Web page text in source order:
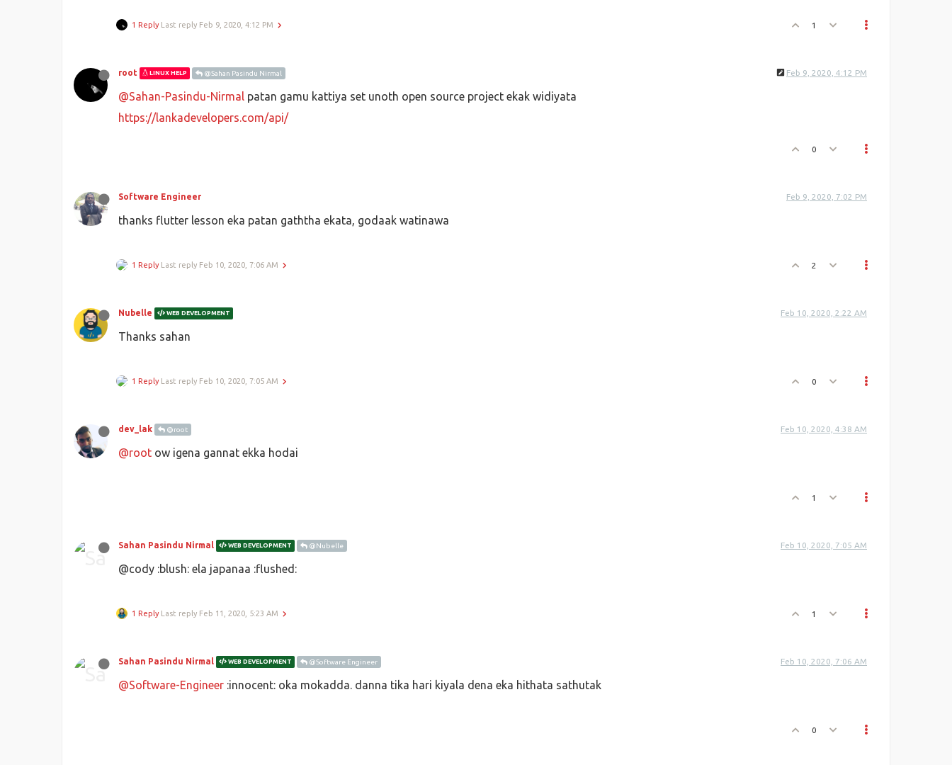
1 Reply Last reply Feb 9, 2020, 4:12 PM 1
root LINUX HELP @Sahan Pasindu Nirmal Feb 9, 2020, 4:12 PM
@Sahan-Pasindu-Nirmal patan gamu kattiya set unoth open source project ekak widiyata
https://lankadevelopers.com/api/
0
Software Engineer Feb 9, 2020, 7:02 PM
thanks flutter lesson eka patan gaththa ekata, godaak watinawa
1 Reply Last reply Feb 10, 2020, 7:06 AM 2
Nubelle WEB DEVELOPMENT Feb 10, 2020, 2:22 AM
Thanks sahan
1 Reply Last reply Feb 10, 2020, 7:05 AM 0
dev_lak @root Feb 10, 2020, 4:38 AM
@root ow igena gannat ekka hodai
1
Sahan Pasindu Nirmal WEB DEVELOPMENT @Nubelle Feb 10, 2020, 7:05 AM
@cody :blush: ela japanaa :flushed:
1 Reply Last reply Feb 11, 2020, 5:23 AM 1
Sahan Pasindu Nirmal WEB DEVELOPMENT @Software Engineer Feb 10, 2020, 7:06 AM
@Software-Engineer :innocent: oka mokadda. danna tika hari kiyala dena eka hithata sathutak
0